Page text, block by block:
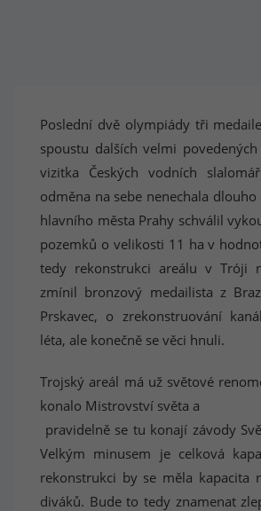
Poslední dvě olympiády tři
spoustu dalších velmi
vizitka Českých vodních
odměna na sebe nenechala
hlavního města Prahy schválil
pozemků o velikosti 11 ha v
tedy rekonstrukci areálu v Tróji
zmínil bronzový medailista z
Prskavec, o zrekonstruování
léta, ale konečně se věci hnuli.
Trojský areál má už světové
konalo Mistrovství světa a
pravidelně se tu konají závody
Velkým minusem je celková
rekonstrukci by se měla kapacita
diváků. Bude to tedy znamenat